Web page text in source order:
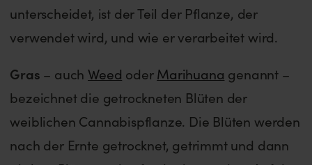
unterscheidet, ist der Teil der Pflanze, der
verwendet wird, und wie er verarbeitet wird.
Gras – auchWeed oderMarihuana genannt –
bezeichnet die getrockneten Blüten der
weiblichen Cannabispflanze. Die Blüten werden
nach der Ernte getrocknet, getrimmt und dann